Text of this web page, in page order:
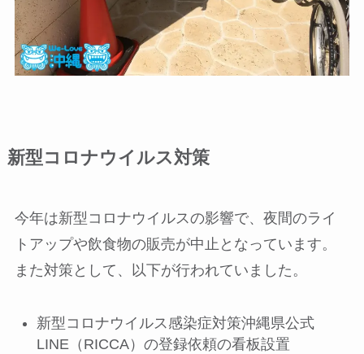
新型コロナウイルス対策
今年は新型コロナウイルスの影響で、夜間のライ
トアップや飲食物の販売が中止となっています。
また対策として、以下が行われていました。
新型コロナウイルス感染症対策沖縄県公式
LINE（RICCA）の登録依頼の看板設置